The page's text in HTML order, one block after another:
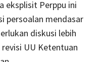
eksplisit Perppu ini
persoalan mendasar
diskusi lebih
UU Ketentuan